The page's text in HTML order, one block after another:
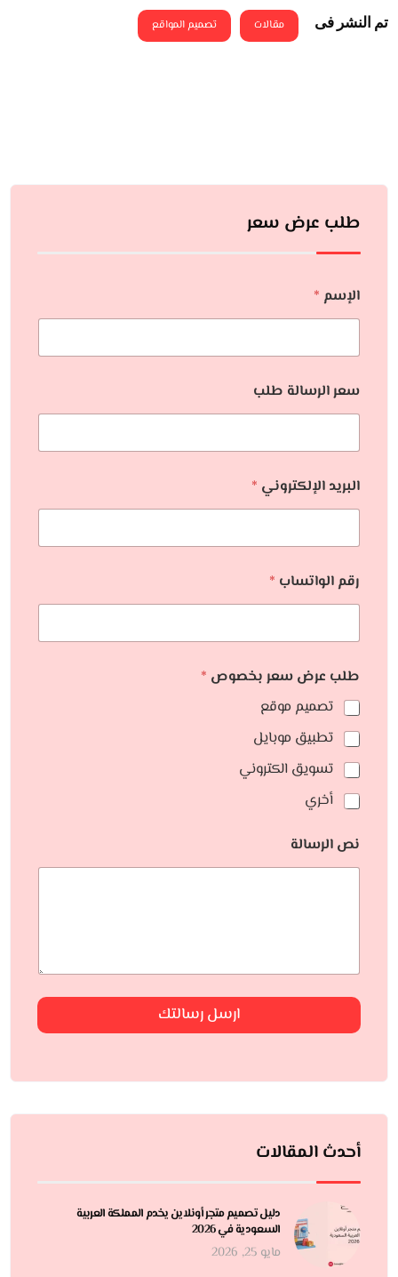
تم النشر فى مقالات تصميم المواقع
طلب عرض سعر
الإسم *
سعر الرسالة طلب
البريد الإلكتروني *
رقم الواتساب *
طلب عرض سعر بخصوص *
تصميم موقع
تطبيق موبايل
تسويق الكتروني
أخري
نص الرسالة
ارسل رسالتك
أحدث المقالات
دليل تصميم متجر أونلاين يخدم المملكة العربية
السعودية في 2026
مايو 25, 2026